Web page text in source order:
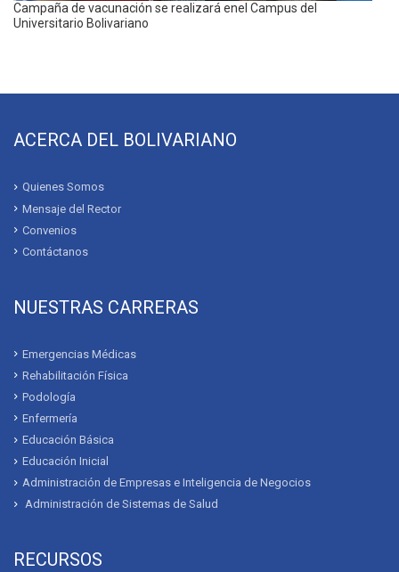
Campaña de vacunación se realizará enel Campus del
Universitario Bolivariano
ACERCA DEL BOLIVARIANO
Quienes Somos
Mensaje del Rector
Convenios
Contáctanos
NUESTRAS CARRERAS
Emergencias Médicas
Rehabilitación Física
Podología
Enfermería
Educación Básica
Educación Inicial
Administración de Empresas e Inteligencia de Negocios
Administración de Sistemas de Salud
RECURSOS